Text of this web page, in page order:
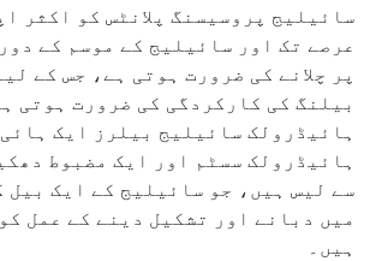
سائیلیج پروسیسنگ پلانٹس کو اکثر
عرصے تک اور سائیلیج کے موسم کے
پر چلانے کی ضرورت ہوتی ہے، جس کے
بیلنگ کی کارکردگی کی ضرورت ہوتی
ہائیڈرولک سائیلیج بیلرز ایک
ہائیڈرولک سسٹم اور ایک مضبوط
سے لیس ہیں، جو سائیلیج کے ایک بیل
میں دبانے اور تشکیل دینے کے عمل
ہیں۔